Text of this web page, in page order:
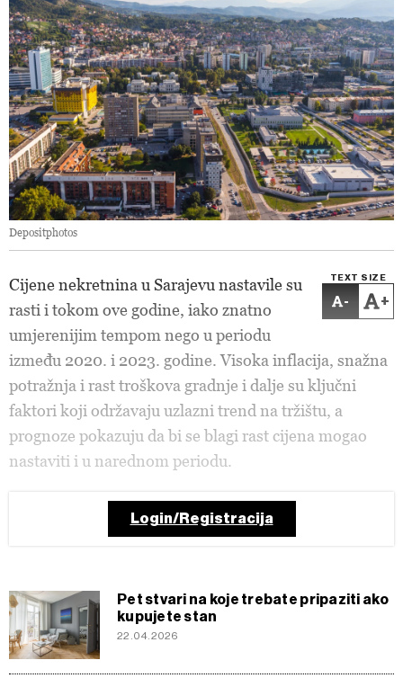
Depositphotos
TEXT SIZE
- +
Cijene nekretnina u Sarajevu nastavile su
rasti i tokom ove godine, iako znatno
umjerenijim tempom nego u periodu
između 2020. i 2023. godine. Visoka inflacija, snažna
potražnja i rast troškova gradnje i dalje su ključni
faktori koji održavaju uzlazni trend na tržištu, a
prognoze pokazuju da bi se blagi rast cijena mogao
nastaviti i u narednom periodu.
Login/Registracija
Pet stvari na koje trebate pripaziti ako
kupujete stan
22.04.2026